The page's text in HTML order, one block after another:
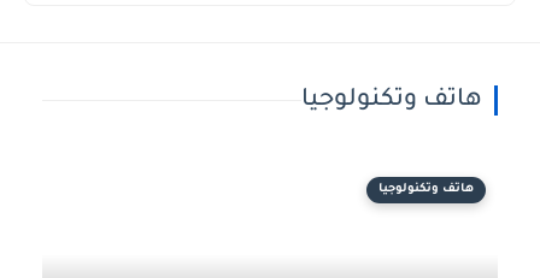
هاتف وتكنولوجيا
هاتف وتكنولوجيا